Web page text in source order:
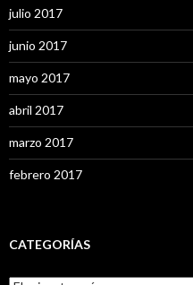
julio 2017
junio 2017
mayo 2017
abril 2017
marzo 2017
febrero 2017
CATEGORÍAS